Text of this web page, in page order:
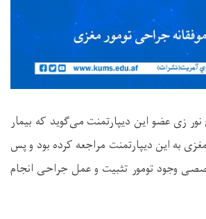
زی عضو این دیپارتمنت می‌گوید که بیمار
مغزی به این دیپارتمنت مراجعه کرده بود و پس
وجود تومور تثبیت و عمل جراحی انجام